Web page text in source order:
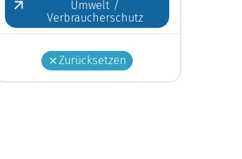
Umwelt /
Verbraucherschutz
Zurücksetzen